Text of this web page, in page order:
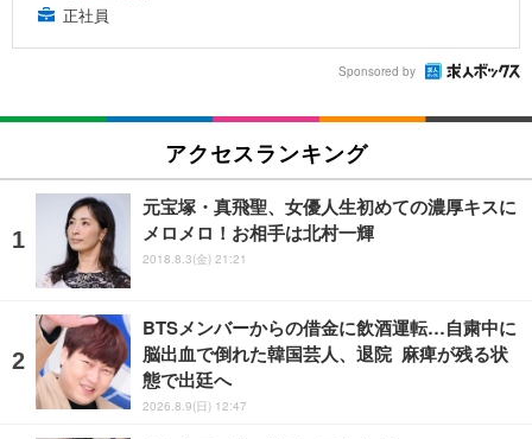
正社員
Sponsored by
アクセスランキング
元宝塚・真飛聖、女優人生初めての濃厚キスに
メロメロ！お相手は北村一輝
2018.8.3(金) 21:21
BTSメンバーからの借金に飲酒運転…自粛中に
脳出血で倒れた韓国芸人、退院 麻痺が残る状
態で出廷へ
2026.8.9(日) 12:47